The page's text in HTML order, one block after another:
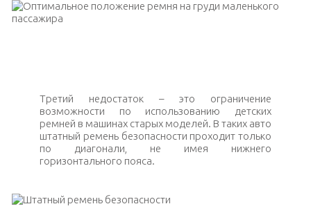
Третий недостаток – это ограничение
возможности по использованию детских
ремней в машинах старых моделей. В таких авто
штатный ремень безопасности проходит только
по диагонали, не имея нижнего
горизонтального пояса.